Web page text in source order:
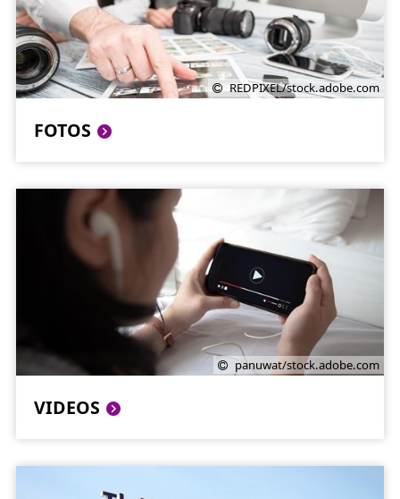
REDPIXEL/stock.adobe.com
FOTOS
panuwat/stock.adobe.com
VIDEOS